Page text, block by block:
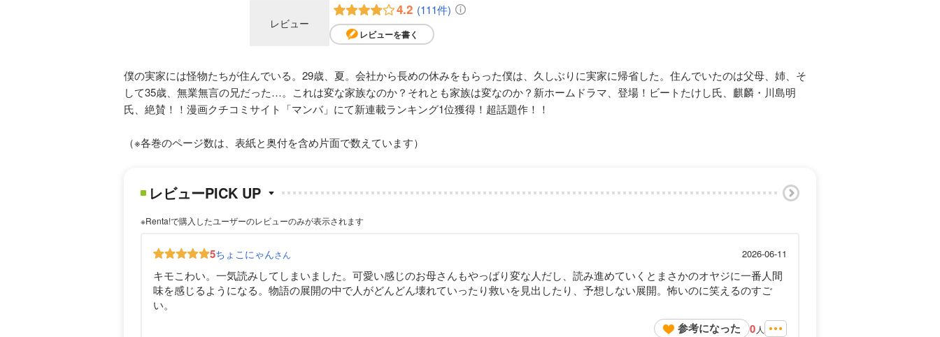
レビュー
4.2 (111件)
レビューを書く
僕の実家には怪物たちが住んでいる。29歳、夏。会社から長めの休みをもらった僕は、久しぶりに実家に帰省した。住んでいたのは父母、姉、そ
して35歳、無業無言の兄だった…。これは変な家族なのか？それとも家族は変なのか？新ホームドラマ、登場！ビートたけし氏、麒麟・川島明
氏、絶賛！！漫画クチコミサイト「マンバ」にて新連載ランキング1位獲得！超話題作！！
（※各巻のページ数は、表紙と奥付を含め片面で数えています）
レビューPICK UP
※Renta!で購入したユーザーのレビューのみが表示されます
5ちょこにゃんさん 2026-06-11
キモこわい。一気読みしてしまいました。可愛い感じのお母さんもやっばり変な人だし、読み進めていくとまさかのオヤジに一番人間
味を感じるようになる。物語の展開の中で人がどんどん壊れていったり救いを見出したり、予想しない展開。怖いのに笑えるのすご
い。
参考になった 0 人